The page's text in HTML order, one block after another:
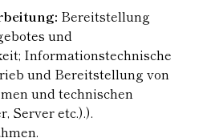
Bereitstellung
und
Informationstechnische
und Bereitstellung von
und technischen
Server etc.).).